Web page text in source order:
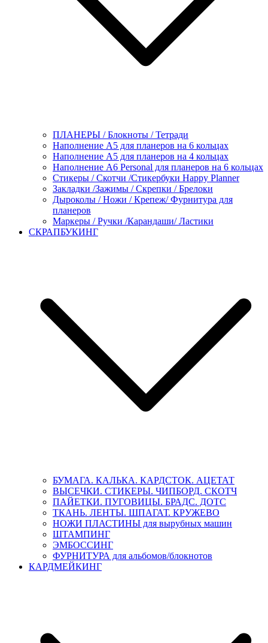
ПЛАНЕРЫ / Блокноты / Тетради
Наполнение А5 для планеров на 6 кольцах
Наполнение А5 для планеров на 4 кольцах
Наполнение А6 Personal для планеров на 6 кольцах
Стикеры / Скотчи /Стикербуки Happy Planner
Закладки /Зажимы / Скрепки / Брелоки
Дыроколы / Ножи / Крепеж/ Фурнитура для
планеров
Маркеры / Ручки /Карандаши/ Ластики
СКРАПБУКИНГ
БУМАГА. КАЛЬКА. КАРДСТОК. АЦЕТАТ
ВЫСЕЧКИ. СТИКЕРЫ. ЧИПБОРД. СКОТЧ
ПАЙЕТКИ. ПУГОВИЦЫ. БРАДС. ДОТС
ТКАНЬ. ЛЕНТЫ. ШПАГАТ. КРУЖЕВО
НОЖИ ПЛАСТИНЫ для вырубных машин
ШТАМПИНГ
ЭМБОССИНГ
ФУРНИТУРА для альбомов/блокнотов
КАРДМЕЙКИНГ